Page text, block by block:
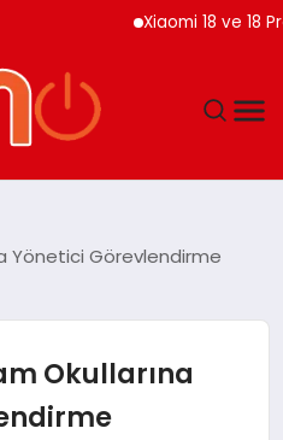
Xiaomi 18 ve 18 Pro
Yönetici Görevlendirme
Okullarına